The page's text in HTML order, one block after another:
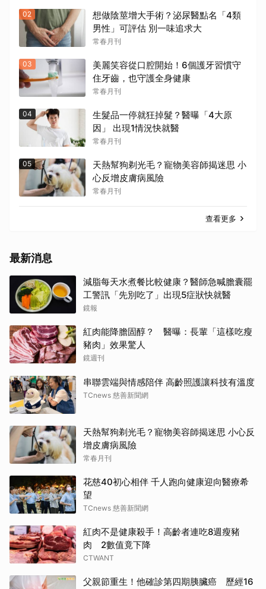
02
想做陰莖增大手術？泌尿醫點名「4類
男性」可評估 別一味追求大
常春月刊
03
美麗笑容從口腔開始！6個護牙習慣守
住牙齒，也守護全身健康
常春月刊
04
生髮品一停就狂掉髮？醫曝「4大原
因」 出現1情況快就醫
常春月刊
05
天熱幫狗剃光毛？寵物美容師揭迷思 小
心反增皮膚病風險
常春月刊
查看更多
最新消息
減脂每天水煮餐比較健康？醫師急喊膽囊罷
工警訊「先別吃了」出現5症狀快就醫
鏡報
紅肉能降膽固醇？ 醫曝：長輩「這樣吃瘦
豬肉」效果驚人
鏡週刊
串聯雲端與情感陪伴 高齡照護讓科技有溫度
TCnews 慈善新聞網
天熱幫狗剃光毛？寵物美容師揭迷思 小心反
增皮膚病風險
常春月刊
花慈40初心相伴 千人跑向健康迎向醫療希
望
TCnews 慈善新聞網
紅肉不是健康殺手！高齡者連吃8週瘦豬
肉 2數值竟下降
CTWANT
父親節重生！他確診第四期胰臟癌 歷經16